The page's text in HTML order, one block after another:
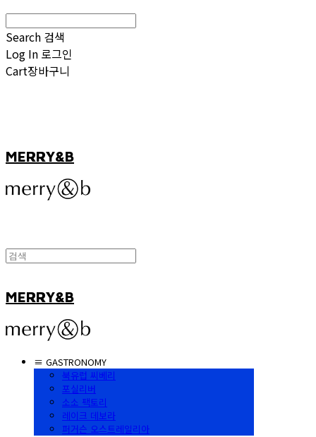
Search 검색
Log In 로그인
Cart장바구니
MERRY&B
MERRY&B
≡ GASTRONOMY
북유럽 씨베리
포실리버
소소 팩토리
레이크 데보라
퍼거슨 오스트레일리아